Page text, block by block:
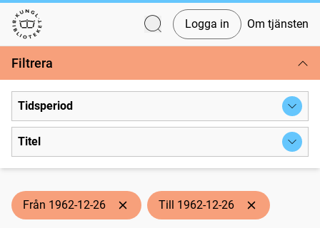
Svenska tidningar
Logga in Om tjänsten
Filtrera
Tidsperiod
Titel
Från 1962-12-26 Till 1962-12-26